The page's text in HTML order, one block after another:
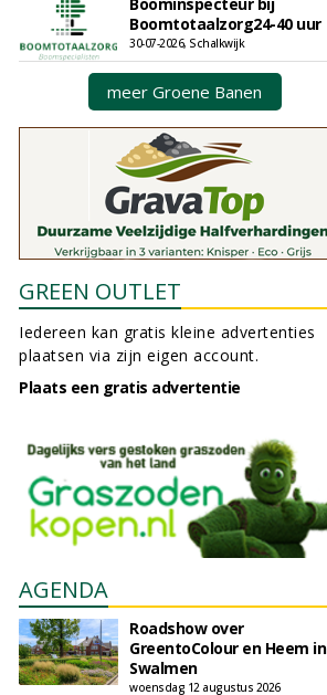
Boomtotaalzorg24-40 uur
30-07-2026, Schalkwijk
meer Groene Banen
GREEN OUTLET
Iedereen kan gratis kleine advertenties
plaatsen via zijn eigen account.
Plaats een gratis advertentie
AGENDA
Roadshow over
GreentoColour en Heem in
Swalmen
woensdag 12 augustus 2026